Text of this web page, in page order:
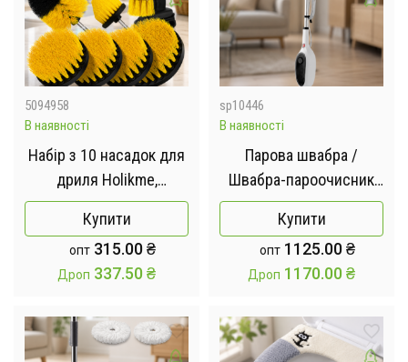
подовжувачів)
5094958
В наявності
Набір з 10 насадок для
дриля Holikme,
електрична щітка-
скруббер з
подовженою насадкою,
щітка, що чистить,
щіток насадок на дриль
щітки для шуруповерта
Купити
опт 315.00₴
Дроп 337.50₴
sp10446
В наявності
Парова швабра /
Швабра-пароочисник
багатофункціональна /
Пароочисник 2600W
Купити
опт 1125.00₴
Дроп 1170.00₴